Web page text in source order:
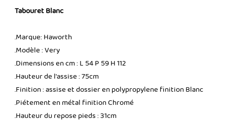
Tabouret Blanc
.Marque: Haworth
.Modèle : Very
.Dimensions en cm : L 54 P 59 H 112
.Hauteur de l'assise : 75cm
.Finition : assise et dossier en polypropylene finition Blanc
.Piétement en métal finition Chromé
.Hauteur du repose pieds : 31cm